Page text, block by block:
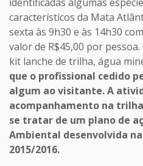
característicos da Mata
sexta às 9h30 e às 14h30
valor de R$45,00 por
kit lanche de trilha, água
que o profissional cedido
algum ao visitante. A
acompanhamento na
se tratar de um plano de
Ambiental desenvolvida
2015/2016.